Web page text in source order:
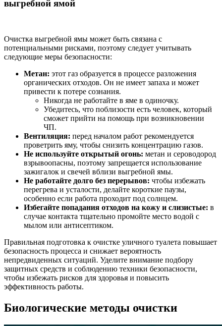
выгребной ямой
Очистка выгребной ямы может быть связана с
потенциальными рисками, поэтому следует учитывать
следующие меры безопасности:
Метан: этот газ образуется в процессе разложения
органических отходов. Он не имеет запаха и может
привести к потере сознания.
Никогда не работайте в яме в одиночку.
Убедитесь, что поблизости есть человек, который
сможет прийти на помощь при возникновении
ЧП.
Вентиляция: перед началом работ рекомендуется
проветрить яму, чтобы снизить концентрацию газов.
Не используйте открытый огонь: метан и сероводород
взрывоопасны, поэтому запрещается использование
зажигалок и свечей вблизи выгребной ямы.
Не работайте долго без перерывов: чтобы избежать
перегрева и усталости, делайте короткие паузы,
особенно если работа проходит под солнцем.
Избегайте попадания отходов на кожу и слизистые: в
случае контакта тщательно промойте место водой с
мылом или антисептиком.
Правильная подготовка к очистке уличного туалета повышает
безопасность процесса и снижает вероятность
непредвиденных ситуаций. Уделите внимание подбору
защитных средств и соблюдению техники безопасности,
чтобы избежать рисков для здоровья и повысить
эффективность работы.
Биологические методы очистки